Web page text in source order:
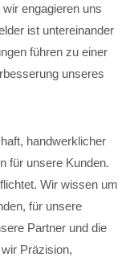
engagieren uns
ist untereinander
führen zu einer
unseres
handwerklicher
für unsere Kunden.
Wir wissen um
für unsere
Partner und die
Präzision,